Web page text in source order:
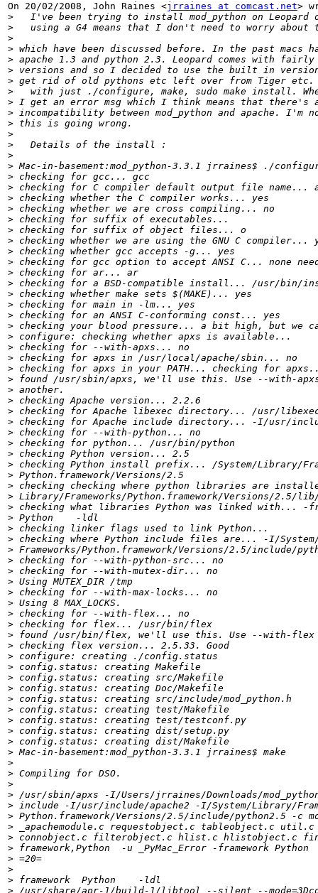
On 20/02/2008, John Raines <jrraines at comcast.net>
>
>
>
>
>
>
>
>
>
>
>
>
>
>
>
>
>
>
>
>
>
>
>
>
>
>
>
>
>
>
>
>
>
>
>
>
>
>
>
>
>
>
>
>
>
>
>
>
>
>
>
>
>
>
>
>
>
>
>
>
>
>
>
>
>
>
>
>
>
>
>
>
>
>
>
>
>
>
>
>
>
>
>